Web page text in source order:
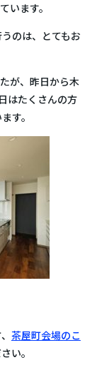
います。
のは、とてもお
が、昨日から木
はたくさんの方
す。
茶屋町会場のこ
い。